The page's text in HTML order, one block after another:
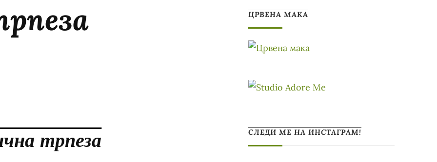
трпеза
ЦРВЕНА МАКА
СЛЕДИ МЕ НА ИНСТАГРАМ!